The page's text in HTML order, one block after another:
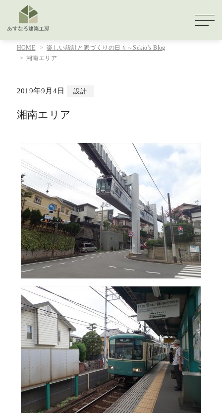
HOME
楽しい設計と家づくりの日々～Sekio's Blog
湘南エリア
2019年9月4日 設計
湘南エリア